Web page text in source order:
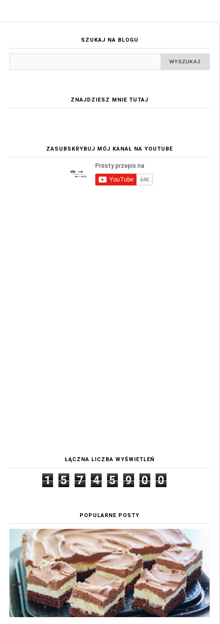
SZUKAJ NA BLOGU
ZNAJDZIESZ MNIE TUTAJ
ZASUBSKRYBUJ MÓJ KANAŁ NA YOUTUBE
ŁĄCZNA LICZBA WYŚWIETLEŃ
1 5 7 4 5 9 0 0
POPULARNE POSTY